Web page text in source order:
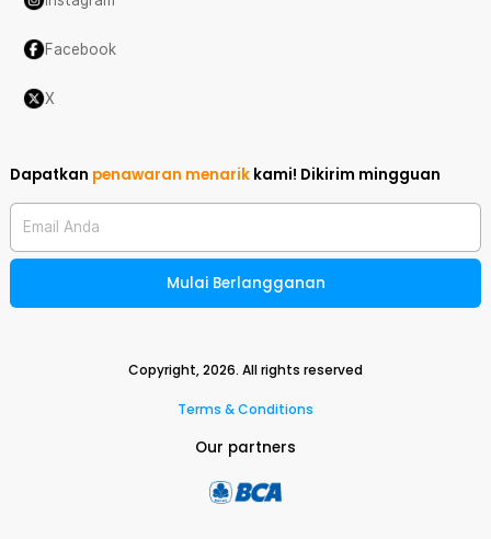
Facebook
X
Dapatkan penawaran menarik kami! Dikirim mingguan
Email Anda
Mulai Berlangganan
Copyright,2026. All rights reserved
Terms & Conditions
Our partners